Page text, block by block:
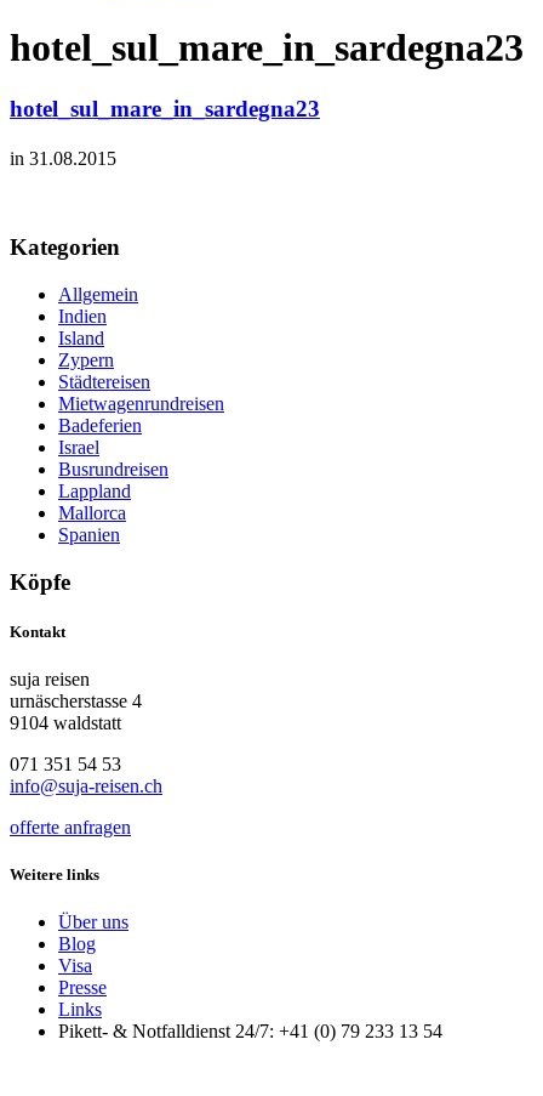
hotel_sul_mare_in_sardegna23
hotel_sul_mare_in_sardegna23
in 31.08.2015
Kategorien
Allgemein
Indien
Island
Zypern
Städtereisen
Mietwagenrundreisen
Badeferien
Israel
Busrundreisen
Lappland
Mallorca
Spanien
Köpfe
Kontakt
suja reisen
urnäscherstasse 4
9104 waldstatt
071 351 54 53
info@suja-reisen.ch
offerte anfragen
Weitere links
Über uns
Blog
Visa
Presse
Links
Pikett- & Notfalldienst 24/7: +41 (0) 79 233 13 54